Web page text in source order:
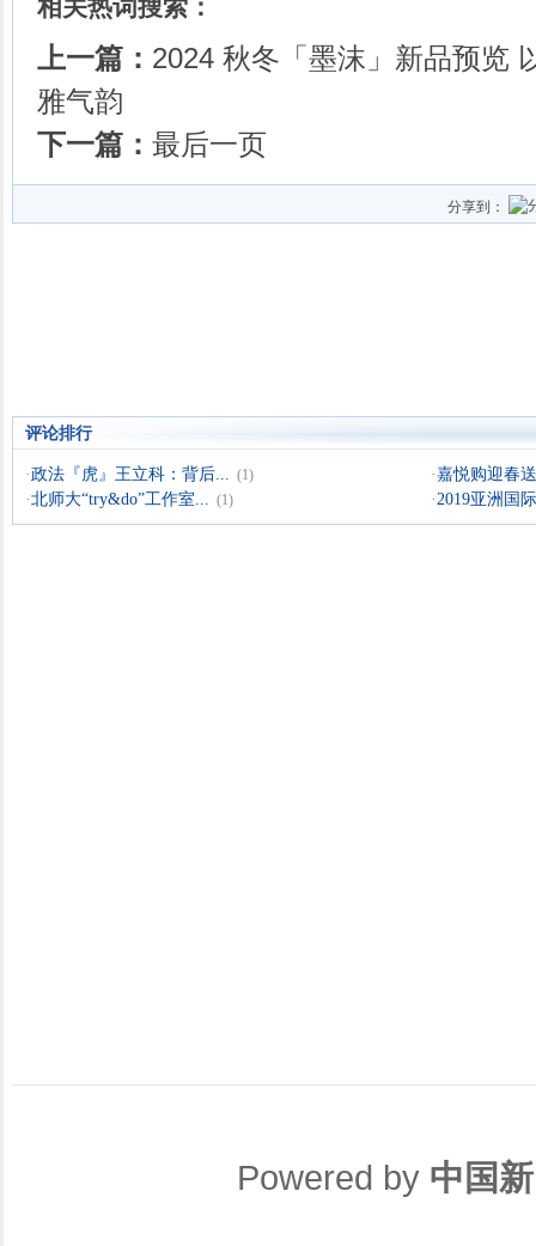
相关热词搜索：
上一篇： 2024 秋冬「墨沫」新品预览
雅气韵
下一篇： 最后一页
分享到：
评论排行
·政法『虎』王立科：背后... (1) ·嘉悦购迎春
·北师大“try&do”工作室... (1) ·2019亚洲国
Powered by 中国